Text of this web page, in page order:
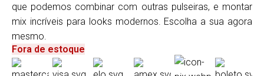
que podemos combinar com outras pulseiras, e montar
mix incríveis para looks modernos. Escolha a sua agora
mesmo.
Fora de estoque